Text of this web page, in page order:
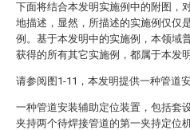
下面将结合本发明实施例中的附图，
地描述，显然，所描述的实施例仅仅
例。基于本发明中的实施例，本领域
获得的所有其它实施例，都属于本发
请参阅图1-11，本发明提供一种管道
一种管道安装辅助定位装置，包括套
夹持两个待焊接管道的第一夹持定位